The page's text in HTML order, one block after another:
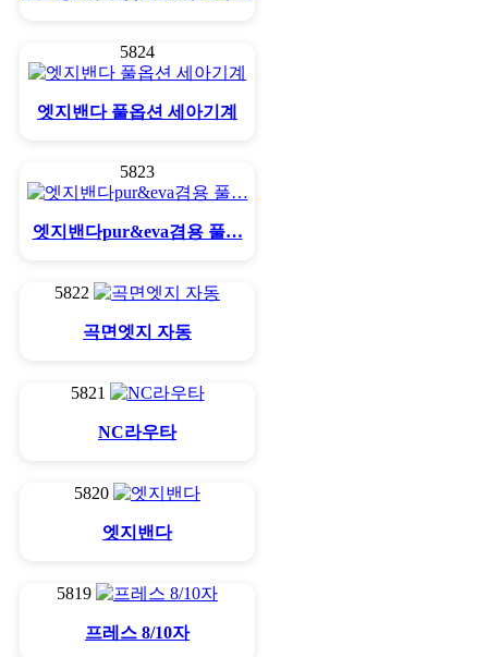
5824
엣지밴다 풀옵션 세아기계
5823
엣지밴다pur&eva겸용 풀…
5822
곡면엣지 자동
5821
NC라우타
5820
엣지밴다
5819
프레스 8/10자